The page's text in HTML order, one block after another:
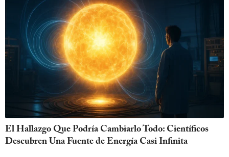
El Hallazgo Que Podría Cambiarlo Todo: Científicos
Descubren Una Fuente de Energía Casi Infinita